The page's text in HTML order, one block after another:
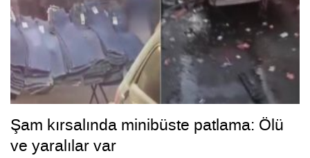
Şam kırsalında minibüste patlama: Ölü
ve yaralılar var